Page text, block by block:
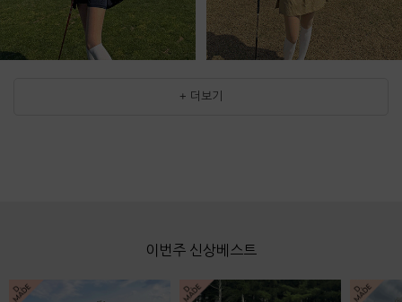
+ 더보기
이번주 신상베스트